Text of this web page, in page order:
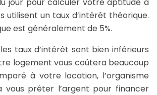
utilisent un taux d’intérêt théorique.
est généralement de 5%.
taux d’intérêt sont bien inférieurs
logement vous coûtera beaucoup
à votre location, l’organisme
vous prêter l’argent pour financer